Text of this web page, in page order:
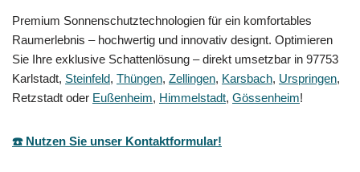
Premium Sonnenschutztechnologien für ein komfortables
Raumerlebnis – hochwertig und innovativ designt. Optimieren
Sie Ihre exklusive Schattenlösung – direkt umsetzbar in 97753
Karlstadt, Steinfeld, Thüngen, Zellingen, Karsbach, Urspringen,
Retzstadt oder Eußenheim, Himmelstadt, Gössenheim!
☎️ Nutzen Sie unser Kontaktformular!